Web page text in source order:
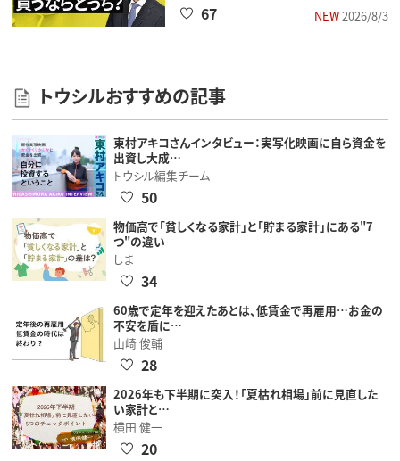
NEW2026/8/3
67
トウシルおすすめの記事
東村アキコさんインタビュー：実写化映画に自ら資金を
出資し大成…
トウシル編集チーム
50
物価高で「貧しくなる家計」と「貯まる家計」にある"7
つ"の違い
しま
34
60歳で定年を迎えたあとは、低賃金で再雇用…お金の
不安を盾に…
山崎 俊輔
28
2026年も下半期に突入！「夏枯れ相場」前に見直した
い家計と…
横田 健一
20